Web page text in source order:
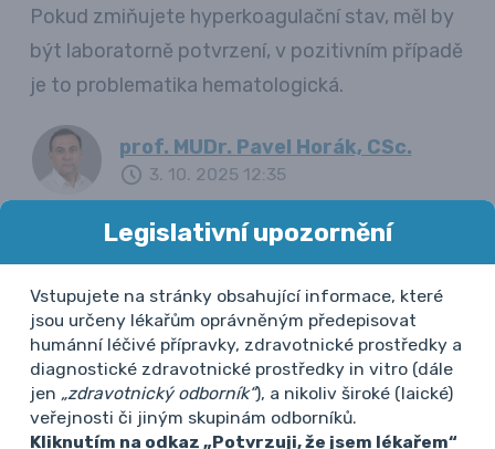
Pokud zmiňujete hyperkoagulační stav, měl by
být laboratorně potvrzení, v pozitivním případě
je to problematika hematologická.
prof. MUDr. Pavel Horák, CSc.
3. 10. 2025 12:35
Další případy
Internista
Legislativní upozornění
Vstupujete na stránky obsahující informace, které
jsou určeny lékařům oprávněným předepisovat
humánní léčivé přípravky, zdravotnické prostředky a
diagnostické zdravotnické prostředky in vitro (dále
jen „zdravotnický odborník“), a nikoliv široké (laické)
veřejnosti či jiným skupinám odborníků.
Kliknutím na odkaz „Potvrzuji, že jsem lékařem“